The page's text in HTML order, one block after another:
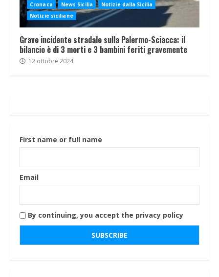
Cronaca News Sicilia
Notizie dalla Sicilia
Notizie siciliane
Grave incidente stradale sulla Palermo-Sciacca: il
bilancio è di 3 morti e 3 bambini feriti gravemente
12 ottobre 2024
First name or full name
Email
By continuing, you accept the privacy policy